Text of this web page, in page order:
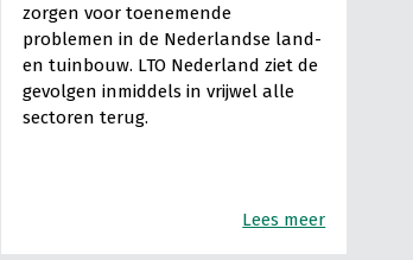
zorgen voor toenemende
problemen in de Nederlandse land-
en tuinbouw. LTO Nederland ziet de
gevolgen inmiddels in vrijwel alle
sectoren terug.
Lees meer